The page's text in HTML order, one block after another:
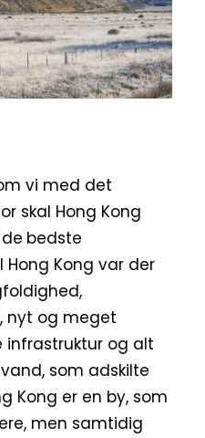
vi med det
skal Hong Kong
bedste
I Hong Kong var der
nyt og meget
og alt
som adskilte
Kong er en by, som
men samtidig